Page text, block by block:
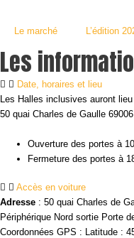
contenu
Le marché L’édition
Les
Date, horaires et lieu
Les Halles inclusives auront
50 quai Charles de Gaulle
Ouverture des portes à
Fermeture des portes à
Accès en voiture
Adresse : 50 quai Charles de
Périphérique Nord sortie Porte
Coordonnées GPS : Latitude :